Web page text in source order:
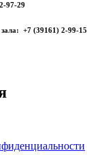
97-29
зала: +7 (39161) 2-99-15